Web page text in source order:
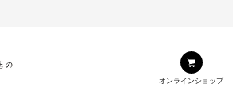
オンラインショップ